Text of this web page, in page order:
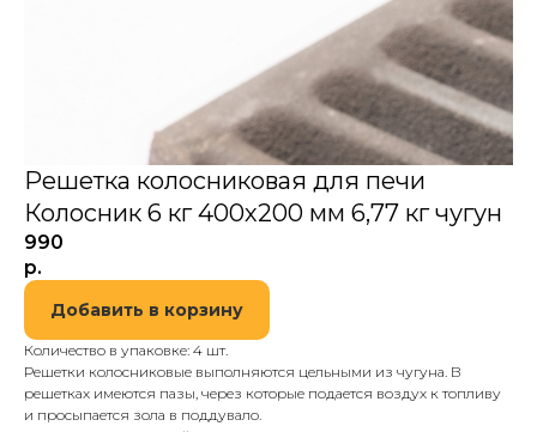
Решетка колосниковая для печи
Колосник 6 кг 400х200 мм 6,77 кг чугун
990
р.
Добавить в корзину
Количество в упаковке: 4 шт.
Решетки колосниковые выполняются цельными из чугуна. В
решетках имеются пазы, через которые подается воздух к топливу
и просыпается зола в поддувало.